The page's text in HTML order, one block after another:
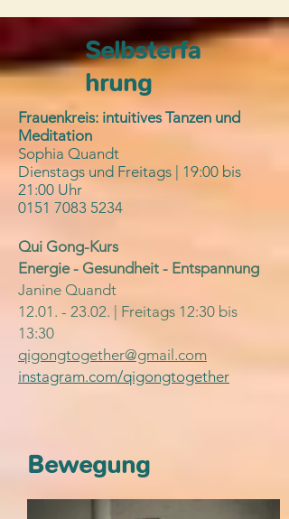
Selbsterfa
hrung
Frauenkreis: intuitives Tanzen und
Meditation
Sophia Quandt
Dienstags und Freitags | 19:00 bis
21:00 Uhr
0151 7083 5234
Qui Gong-Kurs
Energie - Gesundheit - Entspannung
Janine Quandt
12.01. - 23.02. | Freitags 12:30 bis
13:30
qigongtogether@gmail.com
instagram.com/qigongtogether
Bewegung